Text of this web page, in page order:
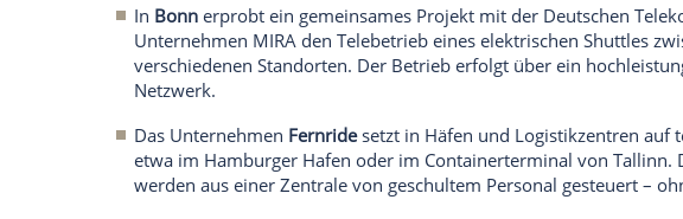
Nachschulungspflicht. Wichtig: Der Telefahrer muss in
dem Betreiber stehen. Freie Mitarbeiter oder kurzfristige
Fernlenken kurz erklärt Beim Fernlenken
eines Fahrzeugs aus der Distanz – über eine
Bildschirmen und Steuereinheit. Das Fahrzeug
wird aktiv gelenkt. Der Fahrer bleibt juristisch